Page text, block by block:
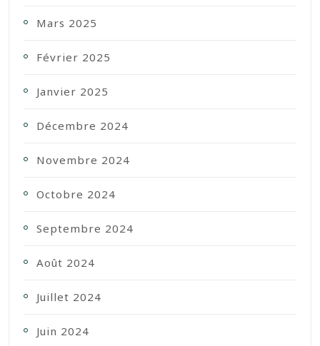
Mars 2025
Février 2025
Janvier 2025
Décembre 2024
Novembre 2024
Octobre 2024
Septembre 2024
Août 2024
Juillet 2024
Juin 2024